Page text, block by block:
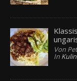
Von
In